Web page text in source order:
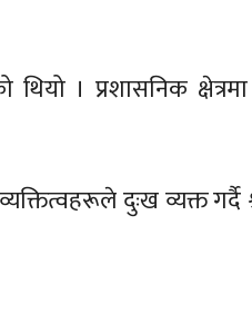
। प्रशासनिक
दुःख व्यक्त गर्दै